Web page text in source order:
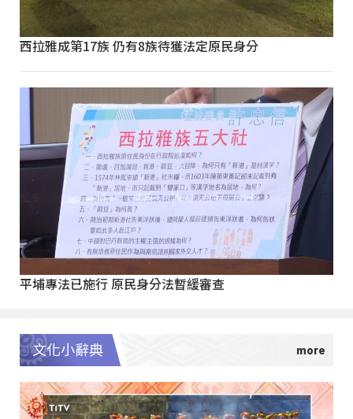
西拉雅成第17族 仍有8族待獲法定原民身分
平埔專法已施行 原民身分法暫緩審查
文化小辭典